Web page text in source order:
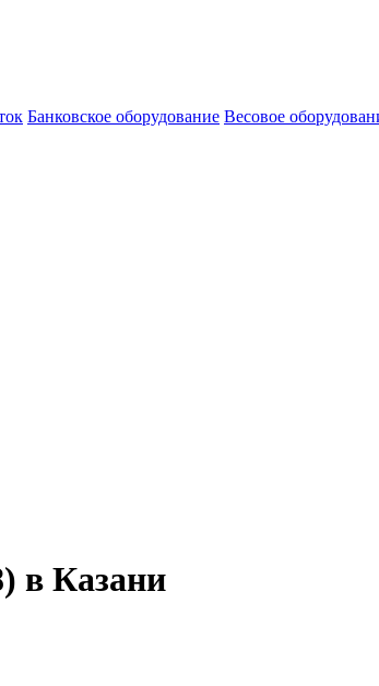
Банковское оборудование Весовое
в Казани